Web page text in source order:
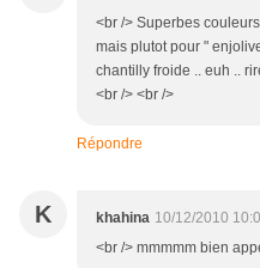
<br /> Superbes
mais plutot pour "
chantilly froide .. euh ..
<br /> <br />
Répondre
K khahina 10/12/2010
<br /> mmmmm bien